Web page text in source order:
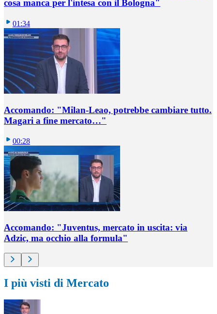
cosa manca per l'intesa con il Bologna"
01:34
Accomando: "Milan-Leao, potrebbe cambiare tutto.
Magari a fine mercato…"
00:28
Accomando: "Juventus, mercato in uscita: via
Adzic, ma occhio alla formula"
I più visti di Mercato